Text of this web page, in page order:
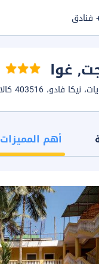
فنادق
, غوا
غوا، الهند.
أهم المميزات